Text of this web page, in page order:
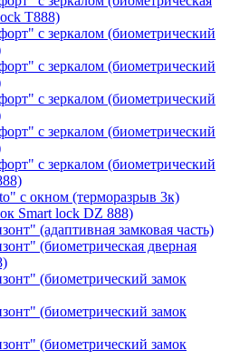
T888)
с зеркалом (биометрический
с зеркалом (биометрический
с зеркалом (биометрический
с зеркалом (биометрический
с зеркалом (биометрический
с окном (терморазрыв 3к)
Smart lock DZ 888)
(адаптивная замковая часть)
(биометрическая дверная
(биометрический замок
(биометрический замок
(биометрический замок